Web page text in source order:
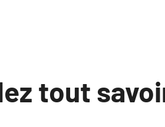
tout